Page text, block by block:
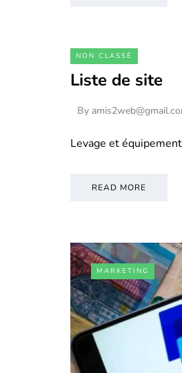
NON CLASSÉ
Liste de site
By
Levage et
READ MORE
MARKETING